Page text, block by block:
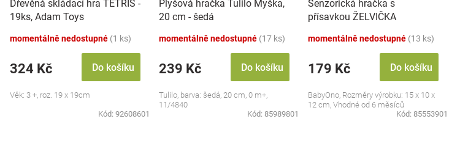
Dřevěná skládací hra TETRIS -
19ks, Adam Toys
momentálně nedostupné (1 ks)
324 Kč Do košíku
Věk: 3 +, roz. 19 x 19cm
Kód: 92608601
Plyšová hračka Tulilo Myška,
20 cm - šedá
momentálně nedostupné (17 ks)
239 Kč Do košíku
Tulilo, barva: šedá, 20 cm, 0 m+,
11/4840
Kód: 85989801
Senzorická hračka s
přísavkou ŽELVIČKA
momentálně nedostupné (13 ks)
179 Kč Do košíku
BabyOno, Rozměry výrobku: 15 x 10 x
12 cm, Vhodné od 6 měsíců
Kód: 85553901